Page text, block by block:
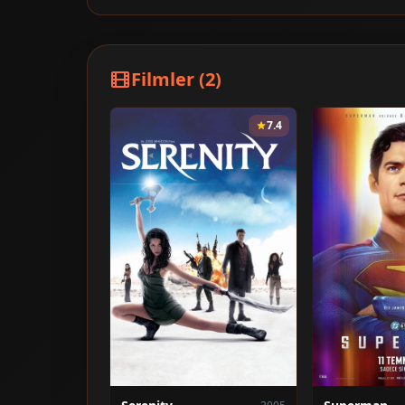
Filmler (2)
7.4